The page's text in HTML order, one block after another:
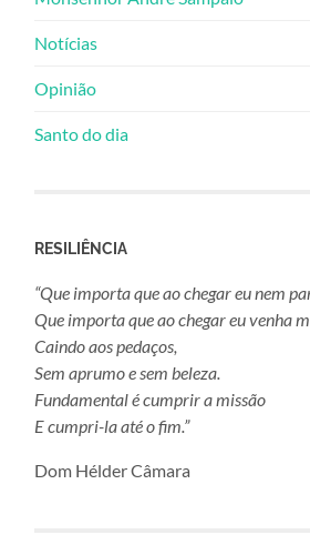
Notícias
Opinião
Santo do dia
RESILIÊNCIA
“Que importa que ao chegar eu nem
Que importa que ao chegar eu venha
Caindo aos pedaços,
Sem aprumo e sem beleza.
Fundamental é cumprir a missão
E cumpri-la até o fim.”
Dom Hélder Câmara